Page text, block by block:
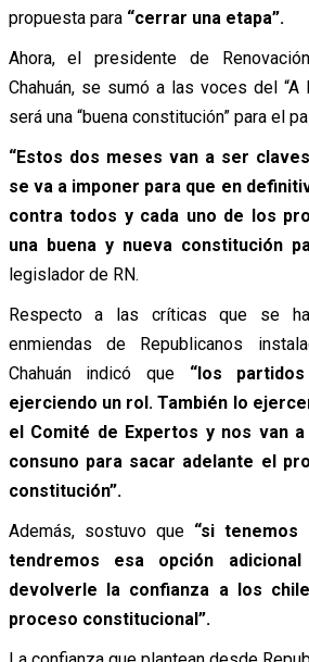
propuesta para “cerrar una etapa”.
Ahora, el presidente de
Chahuán, se sumó a las voces del “A
será una “buena constitución” para el
“Estos dos meses van a ser
se va a imponer para que en
contra todos y cada uno de los
una buena y nueva constitución
legislador de RN.
Respecto a las críticas que se
enmiendas de Republicanos
Chahuán indicó que “los
ejerciendo un rol. También lo
el Comité de Expertos y nos van
consuno para sacar adelante el
constitución”.
Además, sostuvo que “si
tendremos esa opción
devolverle la confianza a los
proceso constitucional”.